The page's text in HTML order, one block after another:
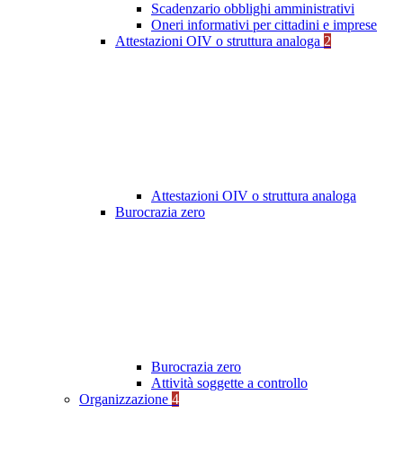
Scadenzario obblighi amministrativi
Oneri informativi per cittadini e imprese
Attestazioni OIV o struttura analoga 2
Attestazioni OIV o struttura analoga
Burocrazia zero
Burocrazia zero
Attività soggette a controllo
Organizzazione 4